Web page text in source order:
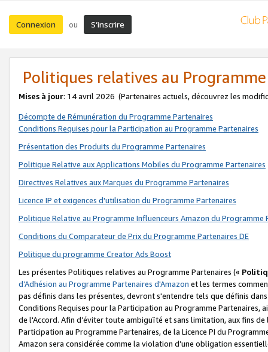
Connexion ou S’inscrire
Politiques relatives au
Mises à jour: 14 avril 2026 (Partenaires actuels, découvrez les
Décompte de Rémunération du Programme Partenaires
Conditions Requises pour la Participation au Programme Partenaires
Présentation des Produits du Programme Partenaires
Politique Relative aux Applications Mobiles du Programme Partenaires
Directives Relatives aux Marques du Programme Partenaires
Licence IP et exigences d'utilisation du Programme Partenaires
Politique Relative au Programme Influenceurs Amazon du Programme
Conditions du Comparateur de Prix du Programme Partenaires DE
Politique du programme Creator Ads Boost
Les présentes Politiques relatives au Programme Partenaires («
d’Adhésion au Programme Partenaires d'Amazon et les termes
pas définis dans les présentes, devront s'entendre tels que définis
Conditions Requises pour la Participation au Programme Partenaires,
de l'Accord. Afin d’éviter toute ambiguïté et sans limitation, aux fins
Participation au Programme Partenaires, de la Licence PI du
Amazon sera considérée comme la violation d’une obligation